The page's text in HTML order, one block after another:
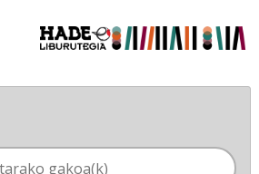
- Liburutegia